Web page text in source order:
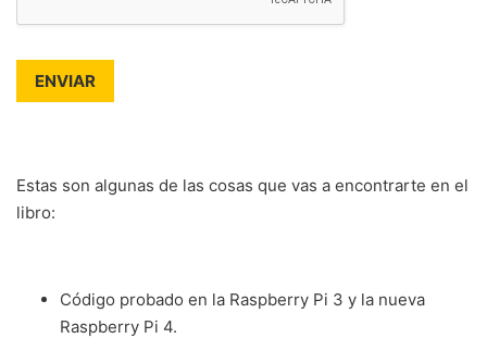
ENVIAR
Estas son algunas de las cosas que vas a encontrarte en el
libro:
Código probado en la Raspberry Pi 3 y la nueva
Raspberry Pi 4.